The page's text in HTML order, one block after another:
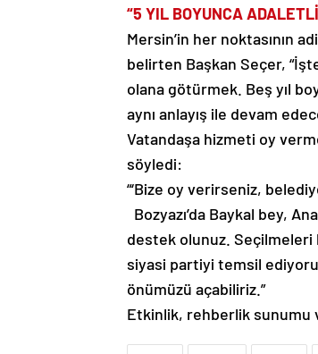
“5 YIL BOYUNCA
Mersin’in her noktasının
belirten Başkan Seçer,
olana götürmek. Beş yıl
aynı anlayış ile devam
Vatandaşa hizmeti oy
söyledi:
“‘Bize oy verirseniz,
Bozyazı’da Baykal bey,
destek olunuz. Seçilmeleri
siyasi partiyi temsil
önümüzü açabiliriz.”
Etkinlik, rehberlik sunumu